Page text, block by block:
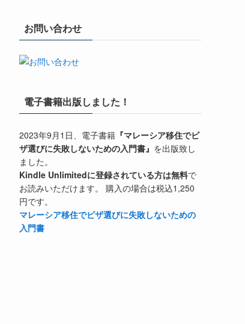
お問い合わせ
電子書籍出版しました！
2023年9月1日、電子書籍 『マレーシア移住でビ
ザ選びに失敗しないための入門書』 を出版致し
ました。
Kindle Unlimitedに登録されている方は無料で
お読みいただけます。 購入の場合は税込1,250
円です。
マレーシア移住でビザ選びに失敗しないための
入門書